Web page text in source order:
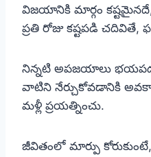
విజయానికి మార్గం
ప్రతి రోజు కష్టపడి చదివితే,
నిన్నటి అపజయాలు
వాటిని నేర్చుకోవడానికి
మళ్లీ ప్రయత్నించు.
జీవితంలో మార్పు